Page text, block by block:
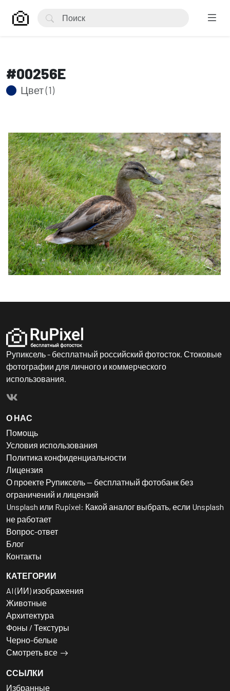
#00256E
Цвет (1)
Рупиксель - бесплатный российский фотосток. Стоковые
фотографии для личного и коммерческого
использования.
О НАС
Помощь
Условия использования
Политика конфиденциальности
Лицензия
О проекте Рупиксель — бесплатный фотобанк без
ограничений и лицензий
Unsplash или Rupixel: Какой аналог выбрать, если Unsplash
не работает
Вопрос-ответ
Блог
Контакты
КАТЕГОРИИ
AI (ИИ) изображения
Животные
Архитектура
Фоны / Текстуры
Черно-белые
Смотреть все
ССЫЛКИ
Избранные